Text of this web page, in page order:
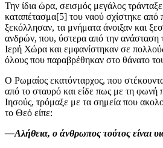
Την ίδια ώρα, σεισμός μεγάλος
καταπέτασμα[5] του ναού σχίστηκε από
ξεκόλλησαν, τα μνήματα άνοιξαν και
ανδρών, που, ύστερα από την ανάσταση
Ιερή Χώρα και εμφανίστηκαν σε
όλους που παραβρέθηκαν στο θάνατο
Ο Ρωμαίος εκατόνταρχος, που
από το σταυρό και είδε πως με τη φωνή
Ιησούς, τρόμαξε με τα σημεία που
το Θεό είπε:
—Αλήθεια, ο άνθρωπος τούτος είναι